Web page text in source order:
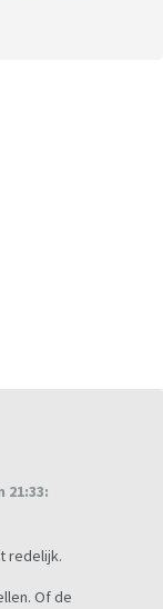
21:33:
redelijk.
Of de